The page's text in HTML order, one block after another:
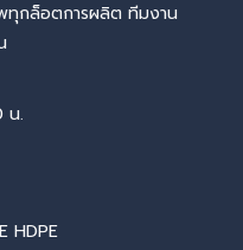
ทุกล็อตการผลิต ทีมงาน
น.
HDPE